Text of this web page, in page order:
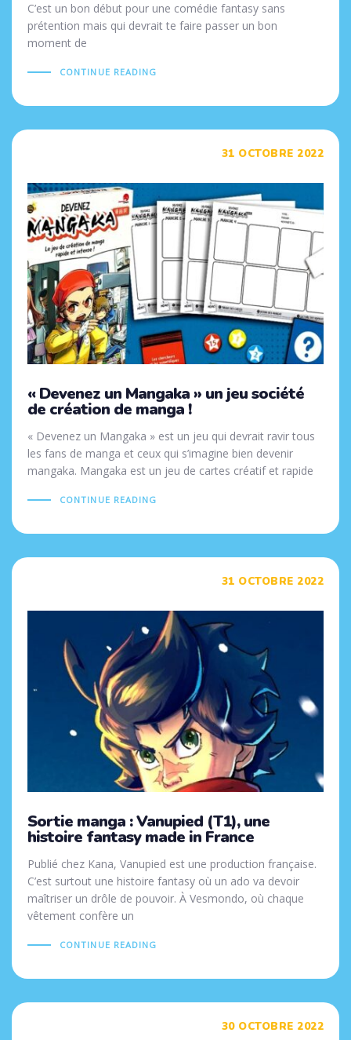
C’est un bon début pour une comédie fantasy sans
prétention mais qui devrait te faire passer un bon
moment de
CONTINUE READING
31 OCTOBRE 2022
« Devenez un Mangaka » un jeu société
de création de manga !
« Devenez un Mangaka » est un jeu qui devrait ravir tous
les fans de manga et ceux qui s’imagine bien devenir
mangaka. Mangaka est un jeu de cartes créatif et rapide
CONTINUE READING
31 OCTOBRE 2022
Sortie manga : Vanupied (T1), une
histoire fantasy made in France
Publié chez Kana, Vanupied est une production française.
C’est surtout une histoire fantasy où un ado va devoir
maîtriser un drôle de pouvoir. À Vesmondo, où chaque
vêtement confère un
CONTINUE READING
30 OCTOBRE 2022